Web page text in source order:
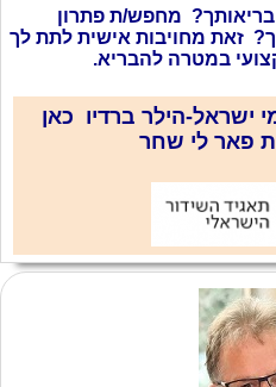
ישראל-הילר ברדיו כאן
פאר לי שחר
מחפש/ת פתרון
זאת מחויבות אישית לתת לך
במטרה להבריא.